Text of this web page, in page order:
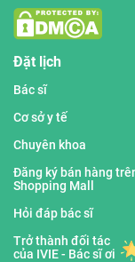
Đặt lịch
Bác sĩ
Cơ sở y tế
Chuyên khoa
Đăng ký bán hàng
Shopping Mall
Hỏi đáp bác sĩ
Trở thành đối tác
của IVIE - Bác sĩ ơi